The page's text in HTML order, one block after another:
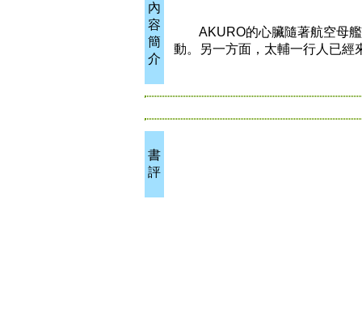
內
容
簡
介
AKURO的心臟隨著航空母艦
動。另一方面，太輔一行人已
書
評